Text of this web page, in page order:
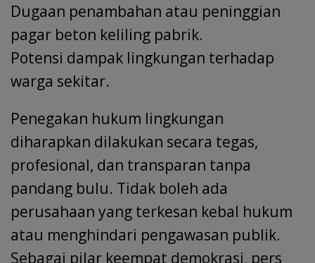
Dugaan penambahan atau peninggian
pagar beton keliling pabrik.
Potensi dampak lingkungan terhadap
warga sekitar.
Penegakan hukum lingkungan
diharapkan dilakukan secara tegas,
profesional, dan transparan tanpa
pandang bulu. Tidak boleh ada
perusahaan yang terkesan kebal hukum
atau menghindari pengawasan publik.
Sebagai pilar keempat demokrasi, pers